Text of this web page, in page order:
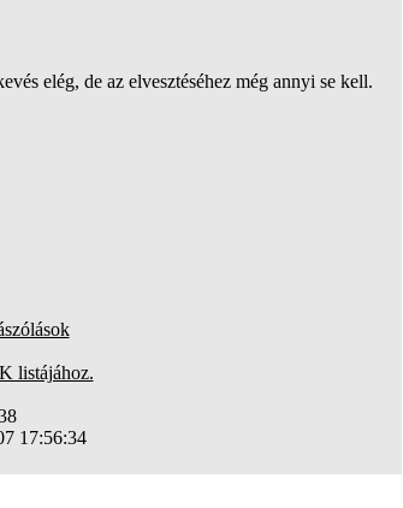
elég, de az elvesztéséhez még annyi se kell.
listájához.
17:56:34